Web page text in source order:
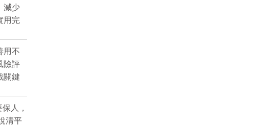
減少
用完
用不
險評
關鍵
人，
清平